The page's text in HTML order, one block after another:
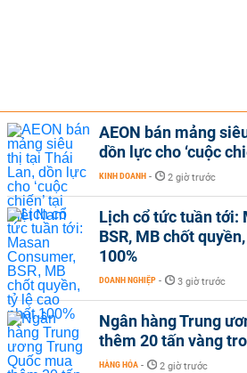
AEON bán mảng
dồn lực cho ‘cuộc
KINH DOANH - 2 giờ trước
Lịch cổ tức tuần tới:
BSR, MB chốt
100%
DOANH NGHIỆP - 3 giờ trước
Ngân hàng Trung
thêm 20 tấn vàng
HÀNG HÓA - 2 giờ trước